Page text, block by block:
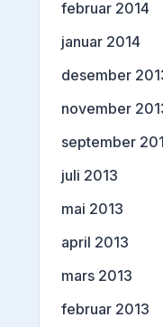
februar 2014
januar 2014
desember
november
september
juli 2013
mai 2013
april 2013
mars 2013
februar 2013